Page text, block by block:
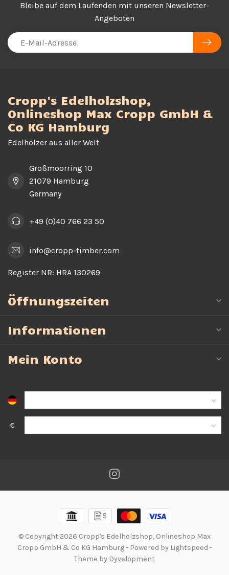
Bleibe auf dem Laufenden mit unseren Newsletter-
Angeboten
Cropp's Edelholzshop,
Onlineshop Max Cropp GmbH &
Co KG Hamburg
Edelhölzer aus aller Welt
Großmoorring 10
21079 Hamburg
Germany
+49 (0)40 766 23 50
info@cropp-timber.com
Register NR: HRA 130269
Öffnungszeiten
Informationen
Mein Konto
€
© Copyright 2026 Cropp's Edelholzshop, Onlineshop Max
Cropp GmbH & Co KG Hamburg- Powered by Lightspeed -
Theme by Dyvelopment